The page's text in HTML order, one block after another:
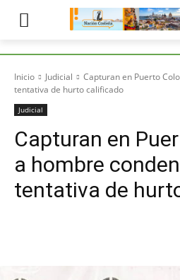
Inicio Judicial
Capturan en Puerto
tentativa de hurto calificado
Judicial
Capturan en
a hombre
tentativa de